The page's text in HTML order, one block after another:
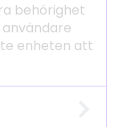
behörighet
enheten att